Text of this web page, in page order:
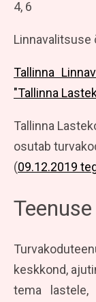
4, 6
Linnavalitsuse
Tallinna
"Tallinna
Tallinna
osutab
(09.12.2019
keskkond,
tema lastele,